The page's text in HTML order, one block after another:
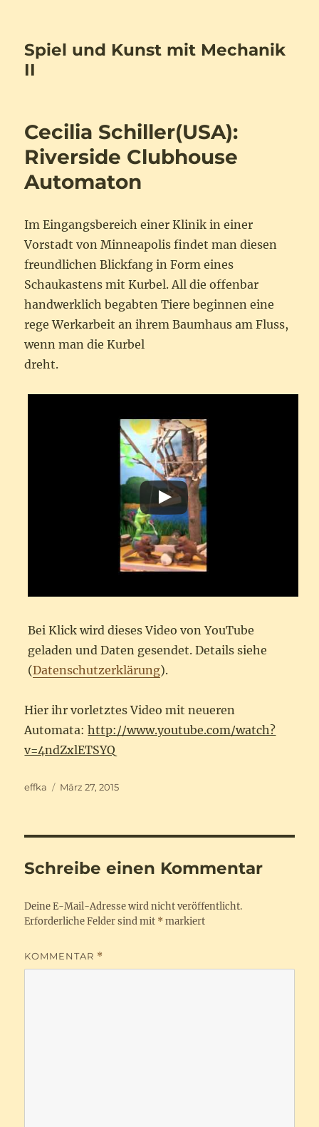
Spiel und Kunst mit Mechanik
II
Cecilia Schiller(USA):
Riverside Clubhouse
Automaton
Im Eingangsbereich einer Klinik in einer
Vorstadt von Minneapolis findet man diesen
freundlichen Blickfang in Form eines
Schaukastens mit Kurbel. All die offenbar
handwerklich begabten Tiere beginnen eine
rege Werkarbeit an ihrem Baumhaus am Fluss,
wenn man die Kurbel
dreht.
Bei Klick wird dieses Video von YouTube
geladen und Daten gesendet. Details siehe
(Datenschutzerklärung).
Hier ihr vorletztes Video mit neueren
Automata:http://www.youtube.com/watch?
v=4ndZxlETSYQ
Autor
effka
Veröffentlicht
März 27, 2015
Schreibe einen Kommentar
Deine E-Mail-Adresse wird nicht veröffentlicht.
Erforderliche Felder sind mit * markiert
KOMMENTAR *